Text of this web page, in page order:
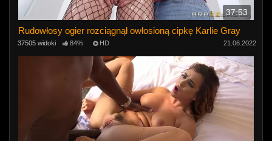
37:53
Rudowłosy ogier rozciągnął owłosioną cipkę Karlie Gray
37505 widoki 84% HD 21.06.2022